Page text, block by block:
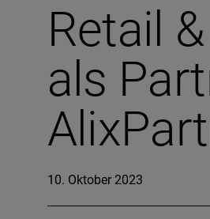
Retail
als
10. Oktober 2023